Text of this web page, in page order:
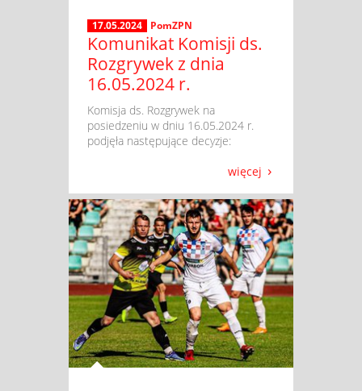
17.05.2024 PomZPN
Komunikat Komisji ds.
Rozgrywek z dnia
16.05.2024 r.
​ Komisja ds. Rozgrywek na
posiedzeniu w dniu 16.05.2024 r.
podjęła następujące decyzje:
więcej